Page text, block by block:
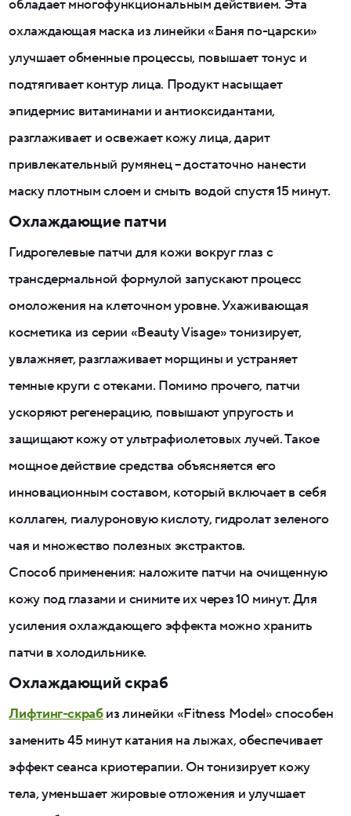
обладает многофункциональным действием. Эта
охлаждающая маска из линейки «Баня по-царски»
улучшает обменные процессы, повышает тонус и
подтягивает контур лица. Продукт насыщает
эпидермис витаминами и антиоксидантами,
разглаживает и освежает кожу лица, дарит
привлекательный румянец – достаточно нанести
маску плотным слоем и смыть водой спустя 15 минут.
Охлаждающие патчи
Гидрогелевые патчи для кожи вокруг глаз с
трансдермальной формулой запускают процесс
омоложения на клеточном уровне. Ухаживающая
косметика из серии «Beauty Visage» тонизирует,
увлажняет, разглаживает морщины и устраняет
темные круги с отеками. Помимо прочего, патчи
ускоряют регенерацию, повышают упругость и
защищают кожу от ультрафиолетовых лучей. Такое
мощное действие средства объясняется его
инновационным составом, который включает в себя
коллаген, гиалуроновую кислоту, гидролат зеленого
чая и множество полезных экстрактов.
Способ применения: наложите патчи на очищенную
кожу под глазами и снимите их через 10 минут. Для
усиления охлаждающего эффекта можно хранить
патчи в холодильнике.
Охлаждающий скраб
Лифтинг-скрабиз линейки «Fitness Model» способен
заменить 45 минут катания на лыжах, обеспечивает
эффект сеанса криотерапии. Он тонизирует кожу
тела, уменьшает жировые отложения и улучшает